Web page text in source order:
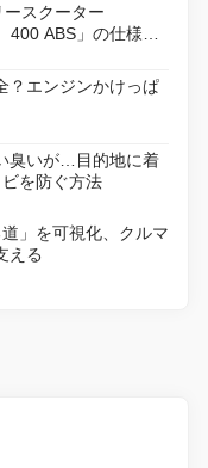
スクーター
400 ABS」の仕様を
？エンジンかけっぱ
臭いが…目的地に着
を防ぐ方法
」を可視化、クルマ
える